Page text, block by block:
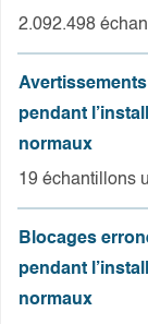
2.092.498
pendant
normaux
19 échantillons
Blocages
pendant
normaux